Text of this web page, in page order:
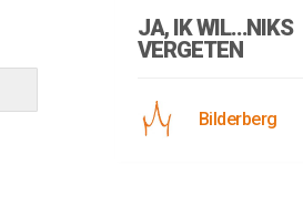
JA, IK WIL…NIKS
VERGETEN
Bilderberg